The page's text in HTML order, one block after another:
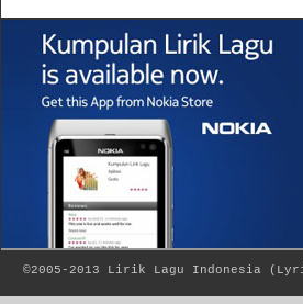
©2005-2013 Lirik Lagu Indonesia (